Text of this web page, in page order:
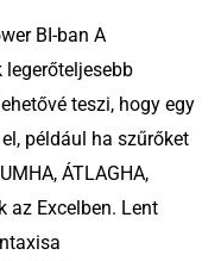
BI-ban A
legerőteljesebb
teszi, hogy egy
például ha szűrőket
ÁTLAGHA,
az Excelben. Lent